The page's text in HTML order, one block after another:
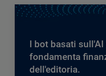
I bot basati
fondamenta
dell'editoria.